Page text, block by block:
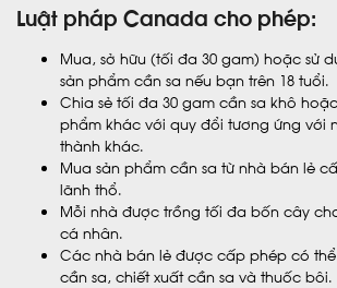
Luật pháp Canada cho phép:
Mua, sở hữu (tối đa 30 gam) hoặc sử
sản phẩm cần sa nếu bạn trên 18 tuổi.
Chia sẻ tối đa 30 gam cần sa khô
phẩm khác với quy đổi tương ứng với
thành khác.
Mua sản phẩm cần sa từ nhà bán lẻ
lãnh thổ.
Mỗi nhà được trồng tối đa bốn cây
cá nhân.
Các nhà bán lẻ được cấp phép có
cần sa, chiết xuất cần sa và thuốc bôi.